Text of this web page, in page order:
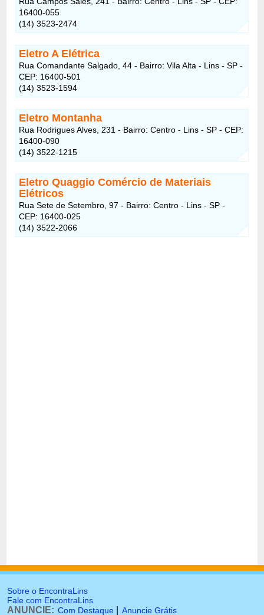
16400-055
(14) 3523-2474
Eletro A Elétrica
Rua Comandante Salgado, 44 - Bairro: Vila Alta - Lins - SP -
CEP: 16400-501
(14) 3523-1594
Eletro Montanha
Rua Rodrigues Alves, 231 - Bairro: Centro - Lins - SP - CEP:
16400-090
(14) 3522-1215
Eletro Quaggio Comércio de Materiais
Elétricos
Rua Sete de Setembro, 97 - Bairro: Centro - Lins - SP -
CEP: 16400-025
(14) 3522-2066
Sobre o EncontraLins
Fale com EncontraLins
ANUNCIE: Com Destaque Anuncie Grátis